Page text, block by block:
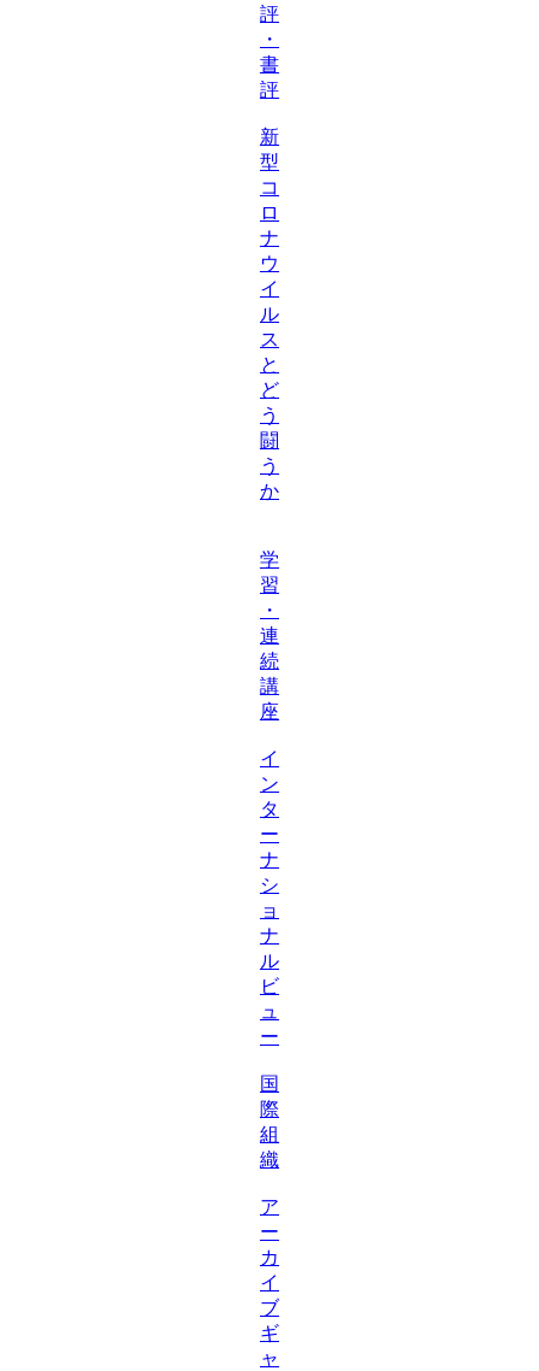
評
・
書
評
新
型
コ
ロ
ナ
ウ
イ
ル
ス
と
ど
う
闘
う
か
学
習
・
連
続
講
座
イ
ン
タ
ー
ナ
シ
ョ
ナ
ル
ビ
ュ
ー
国
際
組
織
ア
ー
カ
イ
ブ
ギ
ャ